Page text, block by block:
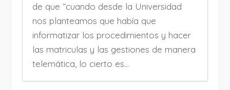
de que “cuando desde la Universidad
nos planteamos que había que
informatizar los procedimientos y hacer
las matriculas y las gestiones de manera
telemática, lo cierto es...